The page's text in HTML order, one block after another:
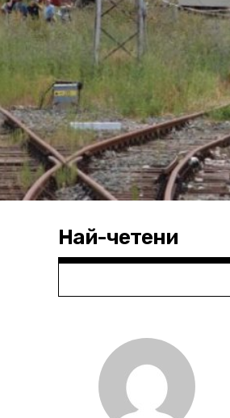
Най-четени